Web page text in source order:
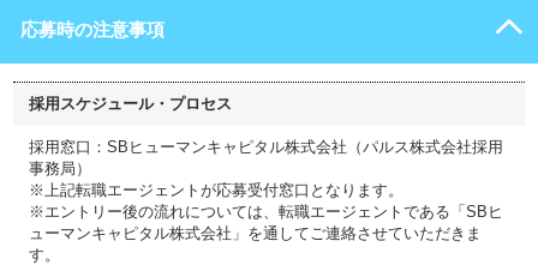
応募時の注意事項
採用スケジュール・プロセス
採用窓口：SBヒューマンキャピタル株式会社（パルス株式会社採用
事務局）
※上記転職エージェントが応募受付窓口となります。
※エントリー後の流れについては、転職エージェントである「SBヒ
ューマンキャピタル株式会社」を通してご連絡させていただきま
す。